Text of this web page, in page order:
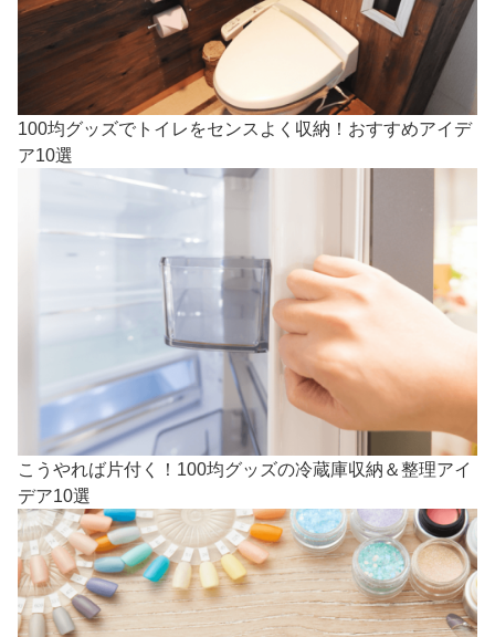
100均グッズでトイレをセンスよく収納！おすすめアイデ
ア10選
こうやれば片付く！100均グッズの冷蔵庫収納＆整理アイ
デア10選